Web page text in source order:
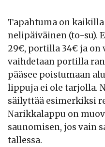
Tapahtuma on
nelipäiväinen (to-su).
29€, portilla 34€ ja on
vaihdetaan portilla
pääsee poistumaan
lippuja ei ole tarjolla.
säilyttää esimerkiksi
Narikkalappu on
saunomisen, jos vain
tallessa.